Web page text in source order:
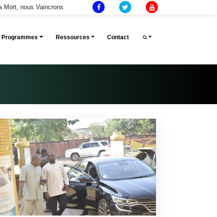
Mort, nous Vaincrons
Programmes Ressources Contact